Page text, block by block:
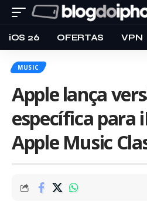
iOS 26 OFERTAS VPN
MUSIC
Apple lança
específica para
Apple Music